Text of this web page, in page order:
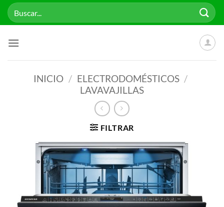
Saltar
Buscar
por:
INICIO / ELECTRODOMÉSTICOS /
LAVAVAJILLAS
FILTRAR